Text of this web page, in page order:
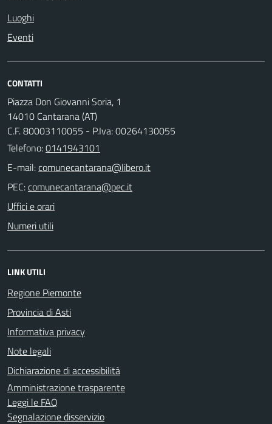
Luoghi
Eventi
CONTATTI
Piazza Don Giovanni Soria, 1
14010 Cantarana (AT)
C.F. 80003110055 - P.Iva: 00264130055
Telefono:0141943101
E-mail:
PEC:
Uffici e orari
Numeri utili
LINK UTILI
Regione Piemonte
Provincia di Asti
Informativa privacy
Note legali
Dichiarazione di accessibilità
Amministrazione trasparente
Leggi le FAQ
Segnalazione disservizio